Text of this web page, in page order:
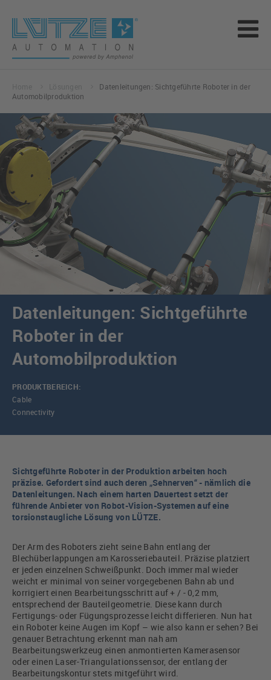
Datenleitungen: Sichtgeführte Roboter in der
Automobilproduktion
Datenleitungen: Sichtgeführte
Roboter in der
Automobilproduktion
PRODUKTBEREICH:
Cable
Connectivity
Sichtgeführte Roboter in der Produktion arbeiten hoch
präzise. Gefordert sind auch deren „Sehnerven“ - nämlich die
Datenleitungen. Nach einem harten Dauertest setzt der
führende Anbieter von Robot-Vision-Systemen auf eine
torsionstaugliche Lösung von LÜTZE.
Der Arm des Roboters zieht seine Bahn entlang der
Blechüberlappungen am Karosseriebauteil. Präzise platziert
er jeden einzelnen Schweißpunkt. Doch immer mal wieder
weicht er minimal von seiner vorgegebenen Bahn ab und
korrigiert einen Bearbeitungsschritt auf + / - 0,2 mm,
entsprechend der Bauteilgeometrie. Diese kann durch
Fertigungs- oder Fügungsprozesse leicht differieren. Nun hat
ein Roboter keine Augen im Kopf – wie also kann er sehen? Bei
genauer Betrachtung erkennt man nah am
Bearbeitungswerkzeug einen anmontierten Kamerasensor
oder einen Laser-Triangulationssensor, der entlang der
Bearbeitungskontur stets mitgeführt wird.